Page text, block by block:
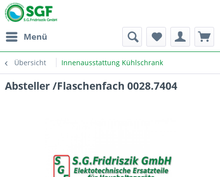
Menü
Übersicht Innenausstattung Kühlschrank
Absteller /Flaschenfach 0028.7404